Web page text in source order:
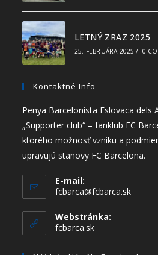
LETNÝ ZRAZ 2025
25. FEBRUÁRA 2025 / 0
Kontaktné Info
Penya Barcelonista Eslovaca dels
„Supporter club“ – fanklub FC
ktorého možnosť vzniku a
upravujú stanovy FC Barcelona.
E-mail:
fcbarca@fcbarca.sk
Webstránka:
fcbarca.sk